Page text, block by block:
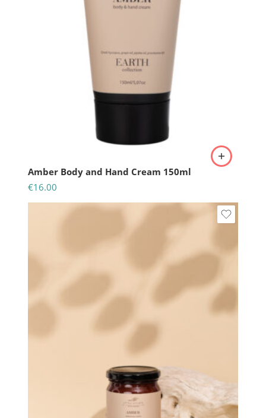
Amber Body and Hand Cream 150ml
€16.00